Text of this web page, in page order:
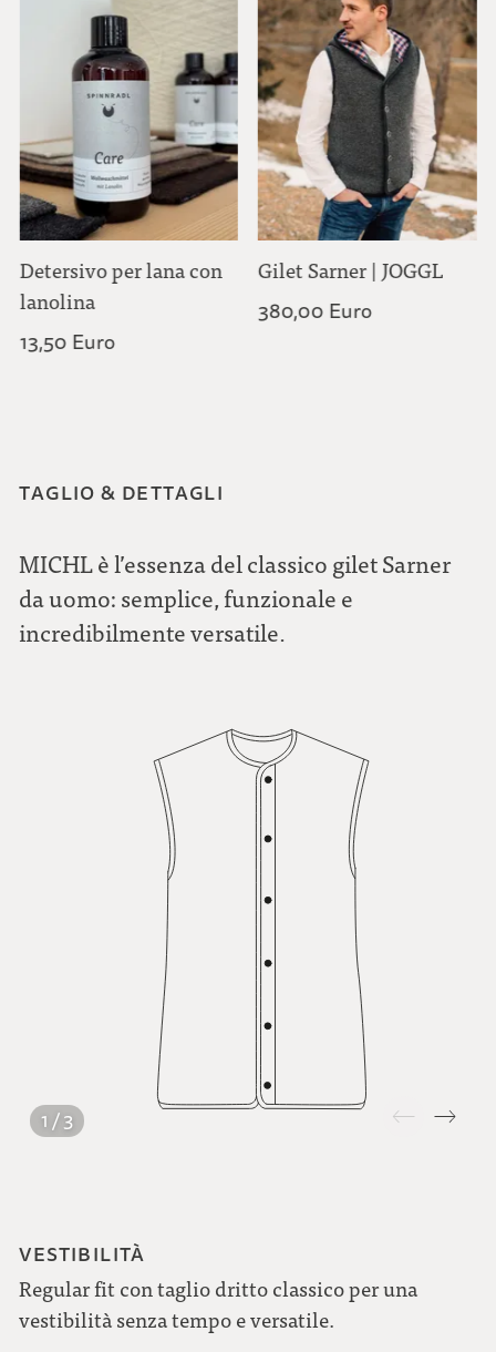
Detersivo per lana con
lanolina
13,50 Euro
Gilet Sarner | JOGGL
380,00 Euro
TAGLIO & DETTAGLI
MICHL è l’essenza del classico gilet Sarner
da uomo: semplice, funzionale e
incredibilmente versatile.
1 / 3
VESTIBILITÀ
Regular fit con taglio dritto classico per una
vestibilità senza tempo e versatile.